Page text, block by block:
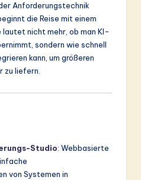
Anforderungstechnik
die Reise mit einem
lautet nicht mehr, ob man KI-
sondern wie schnell
kann, um größeren
zu liefern.
Studio: Webbasierte
von Systemen in